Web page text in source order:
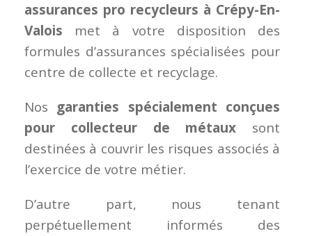
assurances pro recycleurs à Crépy-En-
Valois met à votre disposition des
formules d’assurances spécialisées pour
centre de collecte et recyclage.
Nos garanties spécialement conçues
pour collecteur de métaux sont
destinées à couvrir les risques associés à
l’exercice de votre métier.
D’autre part, nous tenant
perpétuellement informés des